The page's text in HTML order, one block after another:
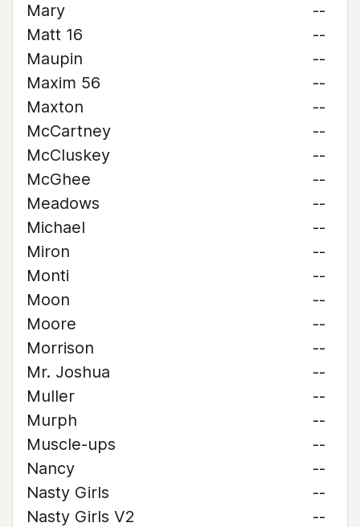
Mary
--
Matt 16
--
Maupin
--
Maxim 56
--
Maxton
--
McCartney
--
McCluskey
--
McGhee
--
Meadows
--
Michael
--
Miron
--
Monti
--
Moon
--
Moore
--
Morrison
--
Mr. Joshua
--
Muller
--
Murph
--
Muscle-ups
--
Nancy
--
Nasty Girls
--
Nasty Girls V2
--